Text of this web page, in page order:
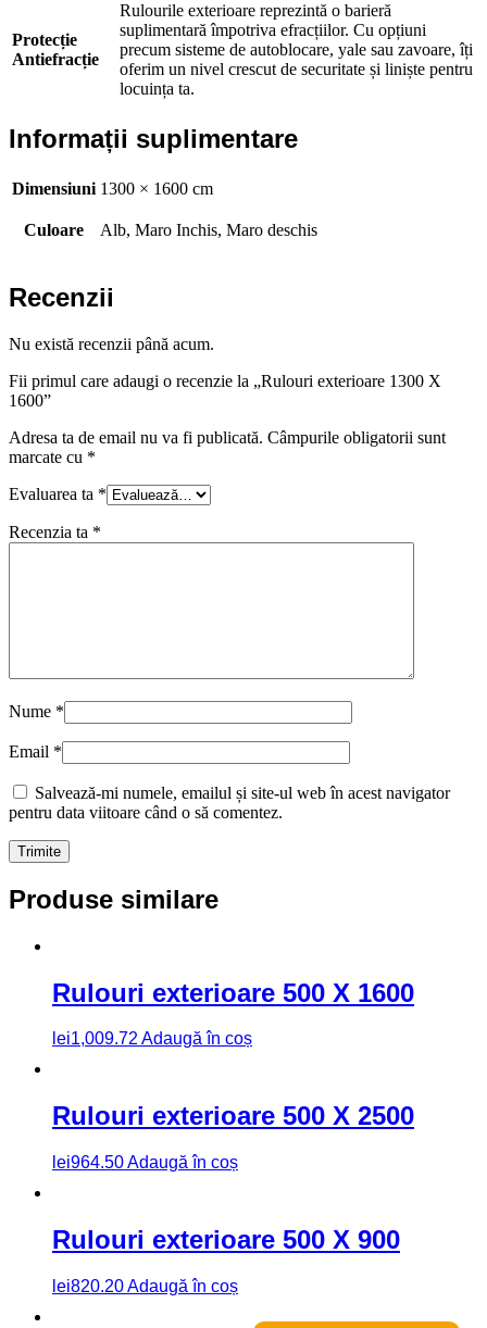
Protecție
Antiefracție
Rulourile exterioare reprezintă o barieră
suplimentară împotriva efracțiilor. Cu opțiuni
precum sisteme de autoblocare, yale sau zavoare, îți
oferim un nivel crescut de securitate și liniște pentru
locuința ta.
Informații suplimentare
Dimensiuni 1300 × 1600 cm
Culoare Alb, Maro Inchis, Maro deschis
Recenzii
Nu există recenzii până acum.
Fii primul care adaugi o recenzie la „Rulouri exterioare 1300 X
1600”
Adresa ta de email nu va fi publicată. Câmpurile obligatorii sunt
marcate cu *
Evaluarea ta *
Recenzia ta *
Nume *
Email *
Salvează-mi numele, emailul și site-ul web în acest navigator
pentru data viitoare când o să comentez.
Produse similare
Rulouri exterioare 500 X 1600
lei1,009.72Adaugă în coș
Rulouri exterioare 500 X 2500
lei964.50Adaugă în coș
Rulouri exterioare 500 X 900
lei820.20Adaugă în coș